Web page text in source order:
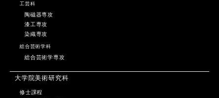
工芸科
陶磁器専攻
漆工専攻
染織専攻
総合芸術学科
総合芸術学専攻
大学院美術研究科
修士課程